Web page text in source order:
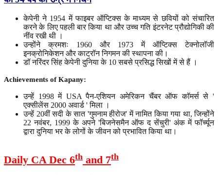
केपेनी ने 1954 में फाइबर ऑप्टिक्स के माध्यम से छवियों को संचारित
करने के लिए पहली बार किया था और उच्च गति इंटरनेट प्रौद्योगिकी की
नींव रखी थी ।
उन्होंने क्रमशः 1960 और 1973 में ऑप्टिक्स टेक्नोलॉजी
इनक्रोनिकेशन और काट्रॉन निगमन की स्थापना की।
डॉ नरिंदर सिंह केपेनी दुनिया के 10 सबसे प्रसिद्ध सिखों में से हैं ।
Achievements of Kapany:
उन्हें 1998 में USA पैन-एशियन अमेरिकन चैंबर ऑफ कॉमर्स से '
एक्सीलेंस 2000 अवार्ड ' मिला ।
उन्हें 20वीं सदी के सात 'गुमनाम हीरोज' में नामित किया गया था, जिन्होंने
22 नवंबर, 1999 के अपने 'बिजनेसमैन ऑफ द सेंचुरी' अंक में फॉर्च्यून
द्वारा दुनिया भर के लोगों के जीवन को प्रभावित किया था।
Daily CA Dec 6th and 7th